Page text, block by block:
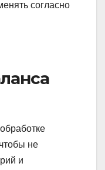
согласно
не
и